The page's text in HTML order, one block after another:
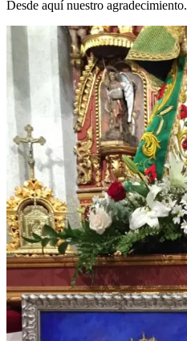
Desde aquí nuestro agradecimiento.